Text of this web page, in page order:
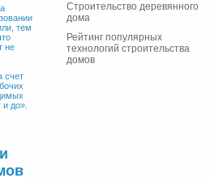
тем
не
счет
до».
Строительство деревянного
дома
Рейтинг популярных
технологий строительства
домов